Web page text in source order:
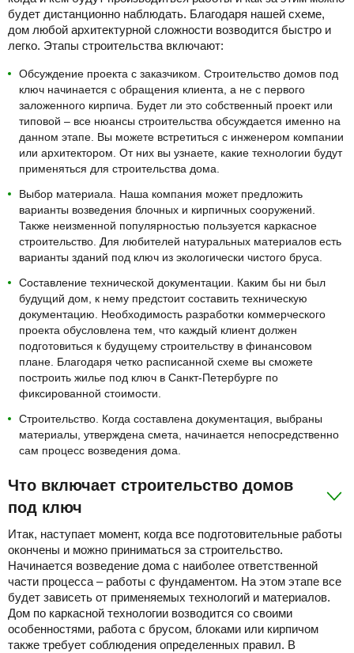
с ломаной кровлей с плоской кровлей зимние
деревянные дома с котельной с двумя спальнями
с тремя спальнями каменные дома дачные дома
будет дистанционно наблюдать. Благодаря нашей схеме,
дом любой архитектурной сложности возводится быстро и
легко. Этапы строительства включают:
Обсуждение проекта с заказчиком. Строительство домов под
ключ начинается с обращения клиента, а не с первого
заложенного кирпича. Будет ли это собственный проект или
типовой – все нюансы строительства обсуждается именно на
данном этапе. Вы можете встретиться с инженером компании
или архитектором. От них вы узнаете, какие технологии будут
применяться для строительства дома.
Выбор материала. Наша компания может предложить
варианты возведения блочных и кирпичных сооружений.
Также неизменной популярностью пользуется каркасное
строительство. Для любителей натуральных материалов есть
варианты зданий под ключ из экологически чистого бруса.
Составление технической документации. Каким бы ни был
будущий дом, к нему предстоит составить техническую
документацию. Необходимость разработки коммерческого
проекта обусловлена тем, что каждый клиент должен
подготовиться к будущему строительству в финансовом
плане. Благодаря четко расписанной схеме вы сможете
построить жилье под ключ в Санкт-Петербурге по
фиксированной стоимости.
Строительство. Когда составлена документация, выбраны
материалы, утверждена смета, начинается непосредственно
сам процесс возведения дома.
Что включает строительство домов
под ключ
Итак, наступает момент, когда все подготовительные работы
окончены и можно приниматься за строительство.
Начинается возведение дома с наиболее ответственной
части процесса – работы с фундаментом. На этом этапе все
будет зависеть от применяемых технологий и материалов.
Дом по каркасной технологии возводится со своими
особенностями, работа с брусом, блоками или кирпичом
также требует соблюдения определенных правил. В